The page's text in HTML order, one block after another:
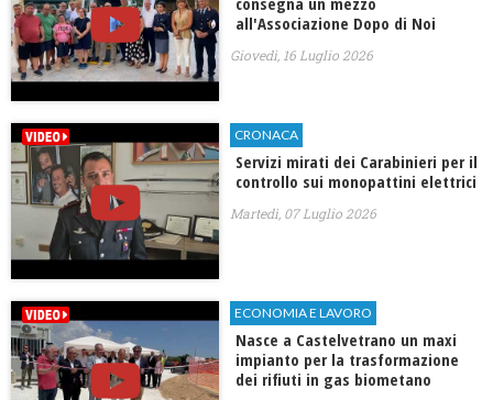
all'Associazione Dopo di Noi
Giovedì, 16 Luglio 2026
CRONACA
Servizi mirati dei Carabinieri per il
controllo sui monopattini elettrici
Martedì, 07 Luglio 2026
ECONOMIA E LAVORO
Nasce a Castelvetrano un maxi
impianto per la trasformazione
dei rifiuti in gas biometano